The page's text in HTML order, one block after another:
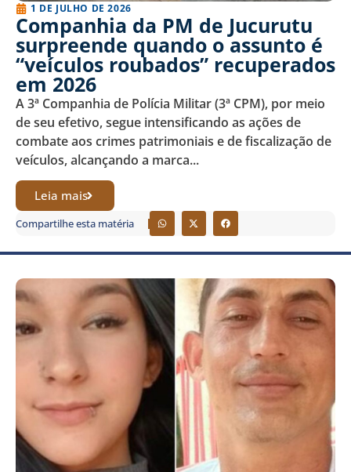
1 DE JULHO DE 2026
Companhia da PM de Jucurutu
surpreende quando o assunto é
“veículos roubados” recuperados
em 2026
A 3ª Companhia de Polícia Militar (3ª CPM), por meio
de seu efetivo, segue intensificando as ações de
combate aos crimes patrimoniais e de fiscalização de
veículos, alcançando a marca...
Leia mais
Compartilhe esta matéria